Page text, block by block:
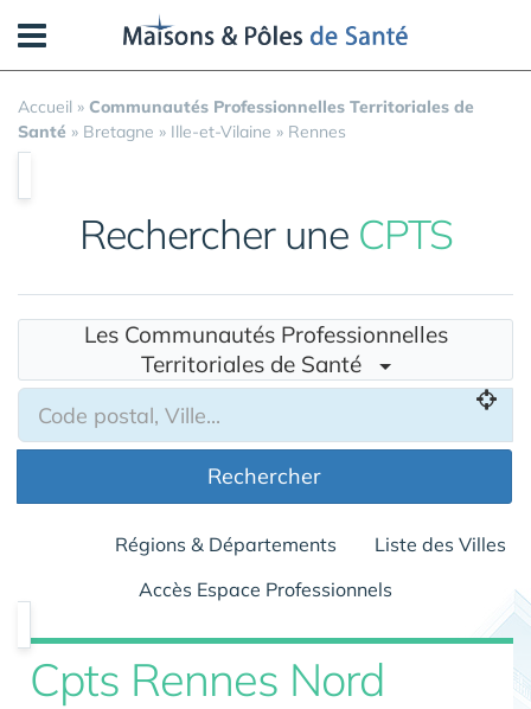
Accueil » Communautés Professionnelles Territoriales de
Santé » Bretagne » Ille-et-Vilaine » Rennes
Rechercher une CPTS
Les Communautés Professionnelles
Territoriales de Santé
Rechercher
Régions & Départements
Liste des Villes
Accès Espace Professionnels
Cpts Rennes Nord
Panneau de gestion des cookies